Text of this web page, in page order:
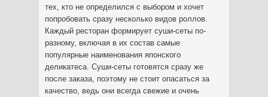
тех, кто не определился с выбором и хочет
попробовать сразу несколько видов роллов.
Каждый ресторан формирует суши-сеты по-
разному, включая в их состав самые
популярные наименования японского
деликатеса. Суши-сеты готовятся сразу же
после заказа, поэтому не стоит опасаться за
качество, ведь они всегда свежие и очень